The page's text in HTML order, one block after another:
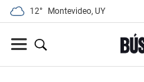
12° Montevideo, UY